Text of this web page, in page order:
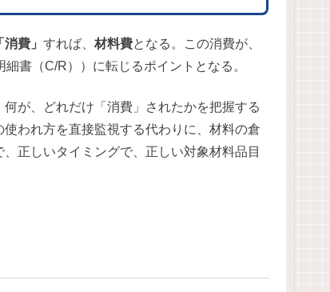
消費」 すれば、 材料費となる。この消費が、
書（C/R））に転じるポイントとなる。
が、どれだけ「消費」されたかを把握する
われ方を直接監視する代わりに、材料の倉
、正しいタイミングで、正しい対象材料品目